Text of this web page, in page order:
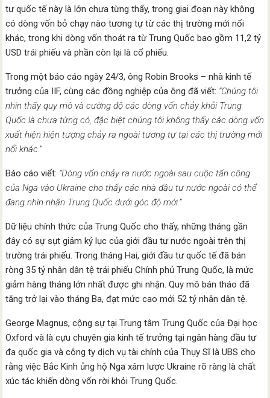
tư quốc tế này là lớn chưa từng thấy, trong giai đoạn này không
có dòng vốn bỏ chạy nào tương tự từ các thị trường mới nổi
khác, trong khi dòng vốn thoát ra từ Trung Quốc bao gồm 11,2 tỷ
USD trái phiếu và phần còn lại là cổ phiếu.
Trong một báo cáo ngày 24/3, ông Robin Brooks – nhà kinh tế
trưởng của IIF, cùng các đồng nghiệp của ông đã viết: “Chúng tôi
nhìn thấy quy mô và cường độ các dòng vốn chảy khỏi Trung
Quốc là chưa từng có, đặc biệt chúng tôi không thấy các dòng vốn
xuất hiện hiện tượng chảy ra ngoài tương tự tại các thị trường mới
nổi khác.”
Báo cáo viết: “Dòng vốn chảy ra nước ngoài sau cuộc tấn công
của Nga vào Ukraine cho thấy các nhà đầu tư nước ngoài có thể
đang nhìn nhận Trung Quốc dưới góc độ mới.”
Dữ liệu chính thức của Trung Quốc cho thấy, những tháng gần
đây ​​có sự sụt giảm kỷ lục của giới đầu tư nước ngoài trên thị
trường trái phiếu. Trong tháng Hai, giới đầu tư quốc tế đã bán
ròng 35 tỷ nhân dân tệ trái phiếu Chính phủ Trung Quốc, là mức
giảm hàng tháng lớn nhất được ghi nhận. Quy mô bán tháo đã
tăng trở lại vào tháng Ba, đạt mức cao mới 52 tỷ nhân dân tệ.
George Magnus, cộng sự tại Trung tâm Trung Quốc của Đại học
Oxford và là cựu chuyên gia kinh tế trưởng tại ngân hàng đầu tư
đa quốc gia và công ty dịch vụ tài chính của Thụy Sĩ là UBS cho
rằng việc Bắc Kinh ủng hộ Nga xâm lược Ukraine rõ ràng là chất
xúc tác khiến dòng vốn rời khỏi Trung Quốc.